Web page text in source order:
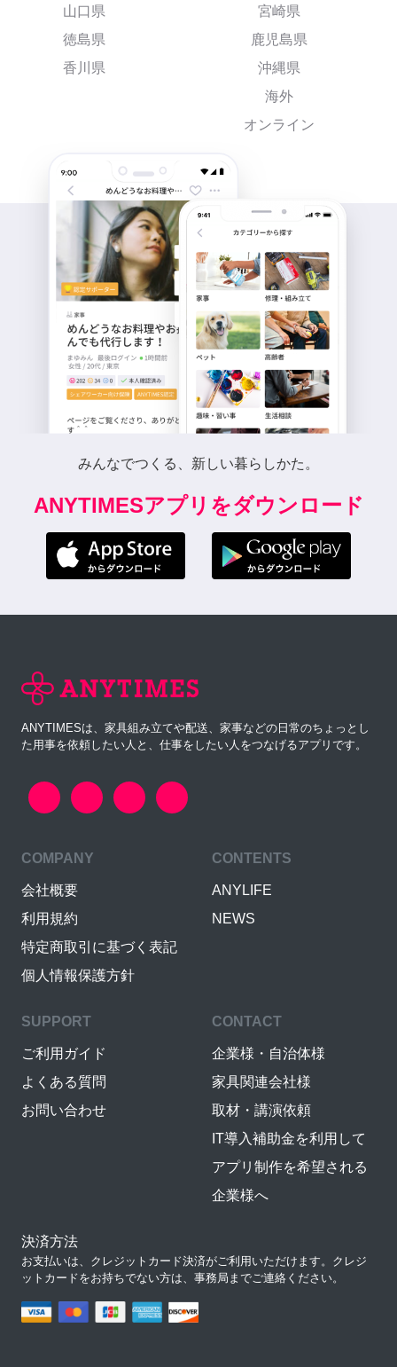
山口県
徳島県
香川県
宮崎県
鹿児島県
沖縄県
海外
オンライン
みんなでつくる、新しい暮らしかた。
ANYTIMESアプリをダウンロード
ANYTIMESは、家具組み立てや配送、家事などの日常のちょっとし
た用事を依頼したい人と、仕事をしたい人をつなげるアプリです。
COMPANY
会社概要
利用規約
特定商取引に基づく表記
個人情報保護方針
CONTENTS
ANYLIFE
NEWS
SUPPORT
ご利用ガイド
よくある質問
お問い合わせ
CONTACT
企業様・自治体様
家具関連会社様
取材・講演依頼
IT導入補助金を利用して
アプリ制作を希望される
企業様へ
決済方法
お支払いは、クレジットカード決済がご利用いただけます。クレジ
ットカードをお持ちでない方は、事務局までご連絡ください。